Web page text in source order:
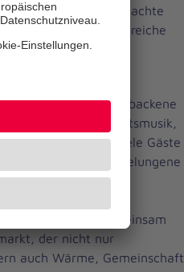
lockten selbstgemachte
allen Größen und zahlreiche
und Einkaufen.
frisch gebackene
leiser Weihnachtsmusik,
sorgte und viele Gäste
wurde die gelungene
Dienst, der
der
der Cebona. Gemeinsam
der nicht nur
auch Wärme, Gemeinschaft